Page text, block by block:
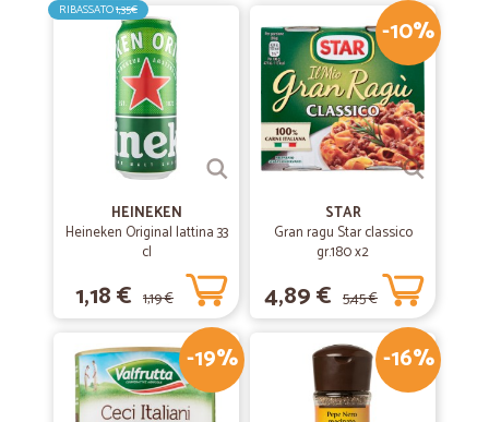
RIBASSATO1,35€
HEINEKEN
Heineken Original lattina 33
cl
1,18 € 1,19 €
-10%
STAR
Gran ragu Star classico
gr.180 x2
4,89 € 5,45 €
-19% -16%